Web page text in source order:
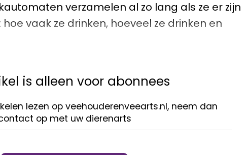
verzamelen al zo lang als ze er zijn
vaak ze drinken, hoeveel ze drinken en
is alleen voor abonnees
lezen op veehouderenveearts.nl, neem dan
op met uw dierenarts